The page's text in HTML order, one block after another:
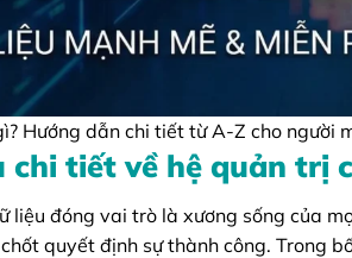
Hướng dẫn chi tiết từ A-Z cho người
chi tiết về hệ quản trị
đóng vai trò là xương sống của
quyết định sự thành công. Trong